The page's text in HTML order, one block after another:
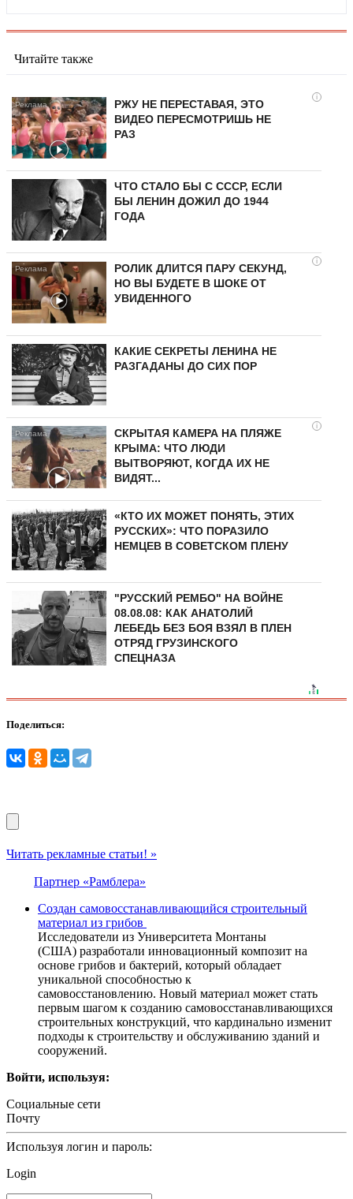
Читайте также
i
РЖУ НЕ ПЕРЕСТАВАЯ, ЭТО
ВИДЕО ПЕРЕСМОТРИШЬ НЕ
РАЗ
ЧТО СТАЛО БЫ С СССР, ЕСЛИ
БЫ ЛЕНИН ДОЖИЛ ДО 1944
ГОДА
i
РОЛИК ДЛИТСЯ ПАРУ СЕКУНД,
НО ВЫ БУДЕТЕ В ШОКЕ ОТ
УВИДЕННОГО
КАКИЕ СЕКРЕТЫ ЛЕНИНА НЕ
РАЗГАДАНЫ ДО СИХ ПОР
i
СКРЫТАЯ КАМЕРА НА ПЛЯЖЕ
КРЫМА: ЧТО ЛЮДИ
ВЫТВОРЯЮТ, КОГДА ИХ НЕ
ВИДЯТ...
«КТО ИХ МОЖЕТ ПОНЯТЬ, ЭТИХ
РУССКИХ»: ЧТО ПОРАЗИЛО
НЕМЦЕВ В СОВЕТСКОМ ПЛЕНУ
"РУССКИЙ РЕМБО" НА ВОЙНЕ
08.08.08: КАК АНАТОЛИЙ
ЛЕБЕДЬ БЕЗ БОЯ ВЗЯЛ В ПЛЕН
ОТРЯД ГРУЗИНСКОГО
СПЕЦНАЗА
Поделиться:
Читать рекламные статьи! »
Партнер «Рамблера»
Создан самовосстанавливающийся строительный
материал из грибов
Исследователи из Университета Монтаны
(США) разработали инновационный композит на
основе грибов и бактерий, который обладает
уникальной способностью к
самовосстановлению. Новый материал может стать
первым шагом к созданию самовосстанавливающихся
строительных конструкций, что кардинально изменит
подходы к строительству и обслуживанию зданий и
сооружений.
Войти, используя:
Социальные сети
Почту
Используя логин и пароль:
Login